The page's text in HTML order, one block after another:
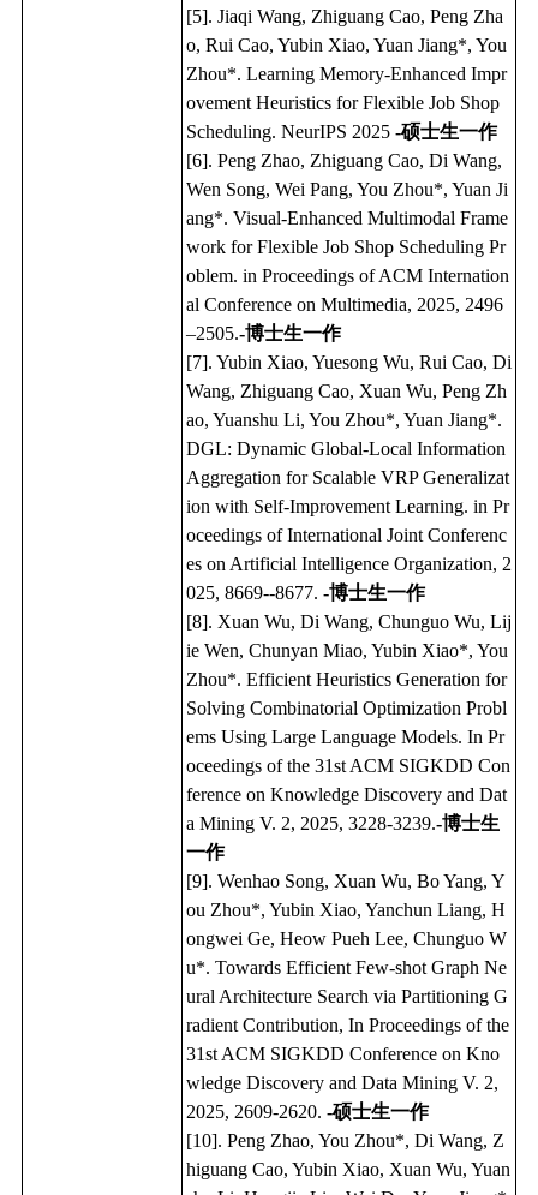
[5]. Jiaqi Wang, Zhiguang Cao, Peng Zha
o, Rui Cao, Yubin Xiao, Yuan Jiang*, You
Zhou*. Learning Memory-Enhanced Impr
ovement Heuristics for Flexible Job Shop
Scheduling. NeurIPS 2025 -硕士生一作
[6]. Peng Zhao, Zhiguang Cao, Di Wang,
Wen Song, Wei Pang, You Zhou*, Yuan Ji
ang*. Visual-Enhanced Multimodal Frame
work for Flexible Job Shop Scheduling Pr
oblem. in Proceedings of ACM Internation
al Conference on Multimedia, 2025, 2496
–2505.-博士生一作
[7]. Yubin Xiao, Yuesong Wu, Rui Cao, Di
Wang, Zhiguang Cao, Xuan Wu, Peng Zh
ao, Yuanshu Li, You Zhou*, Yuan Jiang*.
DGL: Dynamic Global-Local Information
Aggregation for Scalable VRP Generalizat
ion with Self-Improvement Learning. in Pr
oceedings of International Joint Conferenc
es on Artificial Intelligence Organization, 2
025, 8669--8677. -博士生一作
[8]. Xuan Wu, Di Wang, Chunguo Wu, Lij
ie Wen, Chunyan Miao, Yubin Xiao*, You
Zhou*. Efficient Heuristics Generation for
Solving Combinatorial Optimization Probl
ems Using Large Language Models. In Pr
oceedings of the 31st ACM SIGKDD Con
ference on Knowledge Discovery and Dat
a Mining V. 2, 2025, 3228-3239.-博士生
一作
[9]. Wenhao Song, Xuan Wu, Bo Yang, Y
ou Zhou*, Yubin Xiao, Yanchun Liang, H
ongwei Ge, Heow Pueh Lee, Chunguo W
u*. Towards Efficient Few-shot Graph Ne
ural Architecture Search via Partitioning G
radient Contribution, In Proceedings of the
31st ACM SIGKDD Conference on Kno
wledge Discovery and Data Mining V. 2,
2025, 2609-2620. -硕士生一作
[10]. Peng Zhao, You Zhou*, Di Wang, Z
higuang Cao, Yubin Xiao, Xuan Wu, Yuan